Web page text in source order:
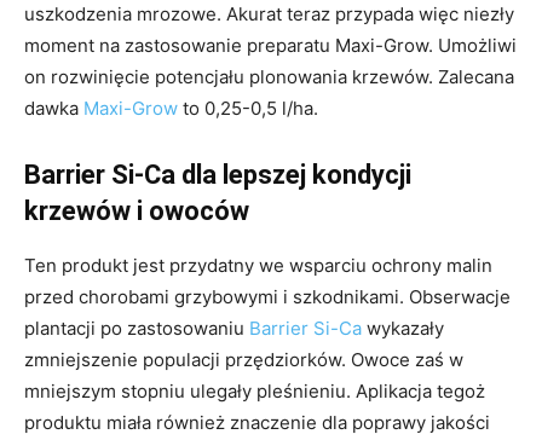
uszkodzenia mrozowe. Akurat teraz przypada więc niezły
moment na zastosowanie preparatu Maxi-Grow. Umożliwi
on rozwinięcie potencjału plonowania krzewów. Zalecana
dawka Maxi-Grow to 0,25-0,5 l/ha.
Barrier Si-Ca dla lepszej kondycji
krzewów i owoców
Ten produkt jest przydatny we wsparciu ochrony malin
przed chorobami grzybowymi i szkodnikami. Obserwacje
plantacji po zastosowaniu Barrier Si-Ca wykazały
zmniejszenie populacji przędziorków. Owoce zaś w
mniejszym stopniu ulegały pleśnieniu. Aplikacja tegoż
produktu miała również znaczenie dla poprawy jakości